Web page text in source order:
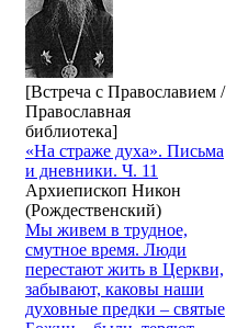
[Встреча с Православием /
Православная
библиотека]
«На страже духа». Письма
и дневники. Ч. 11
Архиепископ Никон
(Рождественский)
Мы живем в трудное,
смутное время. Люди
перестают жить в Церкви,
забывают, каковы наши
духовные предки – святые